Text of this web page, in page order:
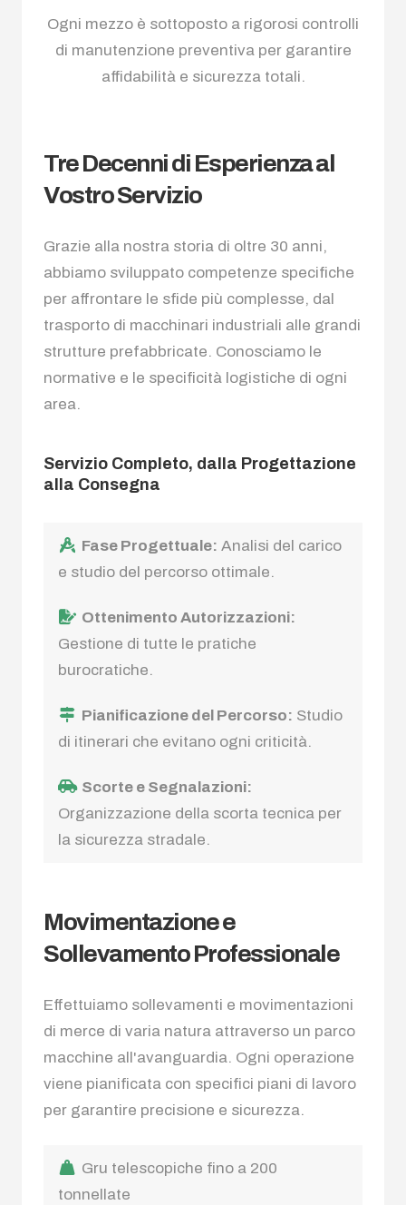
Ogni mezzo è sottoposto a rigorosi controlli
di manutenzione preventiva per garantire
affidabilità e sicurezza totali.
Tre Decenni di Esperienza al
Vostro Servizio
Grazie alla nostra storia di oltre 30 anni,
abbiamo sviluppato competenze specifiche
per affrontare le sfide più complesse, dal
trasporto di macchinari industriali alle grandi
strutture prefabbricate. Conosciamo le
normative e le specificità logistiche di ogni
area.
Servizio Completo, dalla Progettazione
alla Consegna
Fase Progettuale: Analisi del carico
e studio del percorso ottimale.
Ottenimento Autorizzazioni:
Gestione di tutte le pratiche
burocratiche.
Pianificazione del Percorso: Studio
di itinerari che evitano ogni criticità.
Scorte e Segnalazioni:
Organizzazione della scorta tecnica per
la sicurezza stradale.
Movimentazione e
Sollevamento Professionale
Effettuiamo sollevamenti e movimentazioni
di merce di varia natura attraverso un parco
macchine all'avanguardia. Ogni operazione
viene pianificata con specifici piani di lavoro
per garantire precisione e sicurezza.
Gru telescopiche fino a 200
tonnellate